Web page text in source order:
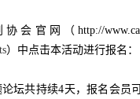
会官网（http://
）中点击本活动进行报名：
坛共持续4天，报名会员